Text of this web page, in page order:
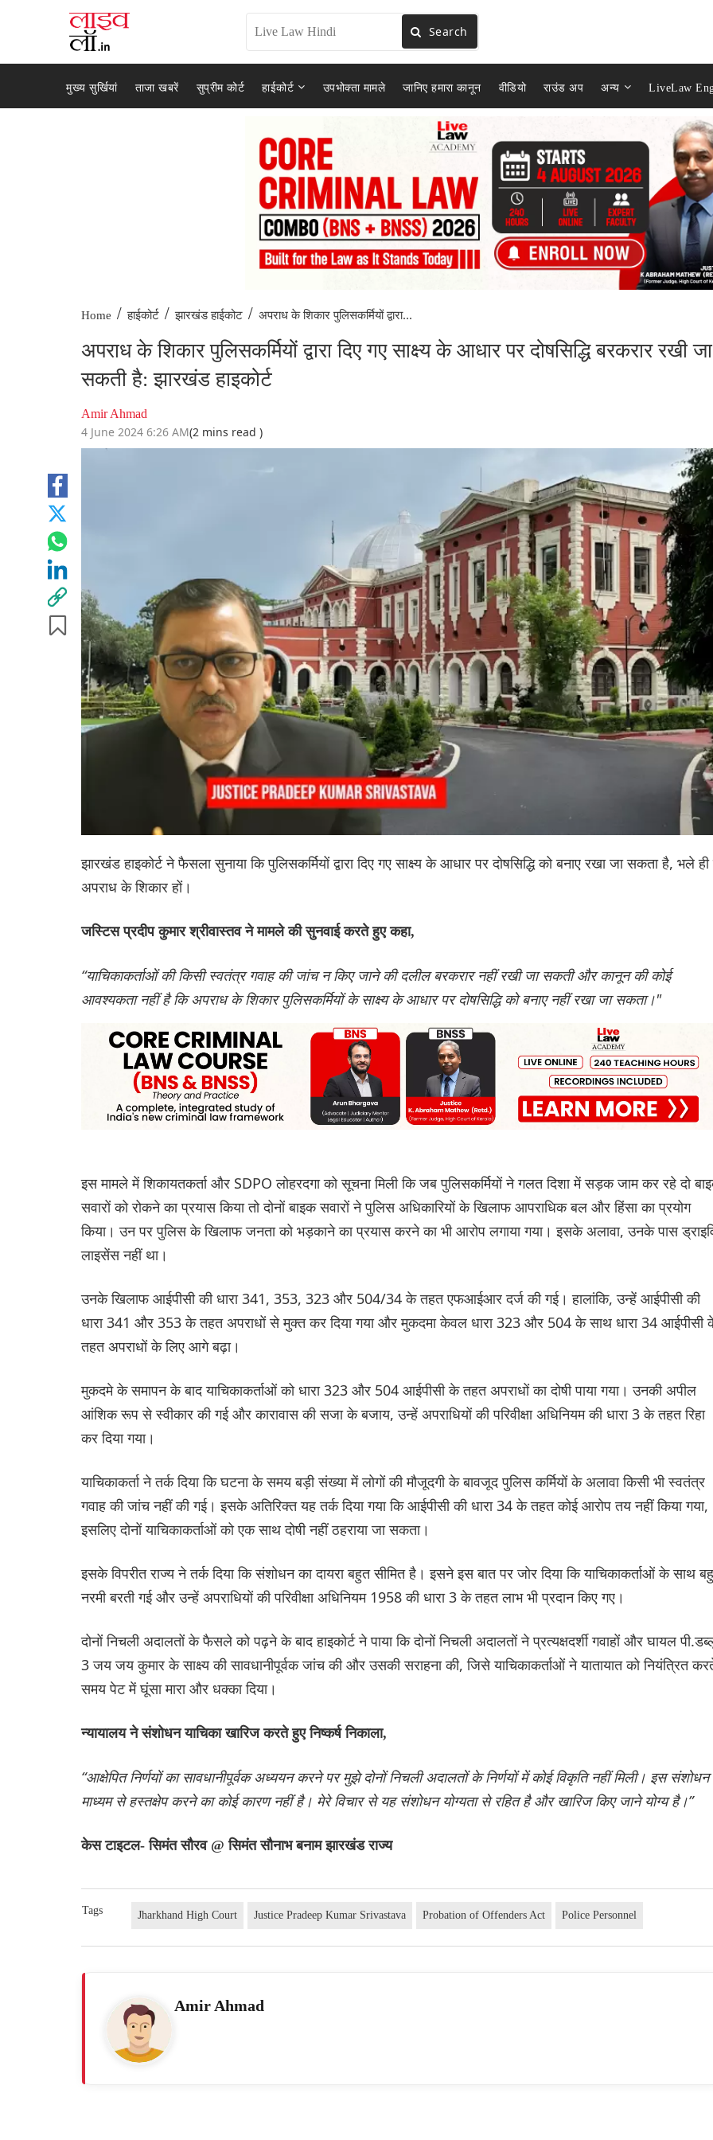
Search
मुख्य सुर्खियां ताजा खबरें सुप्रीम कोर्ट हाईकोर्ट उपभोक्ता मामले जानिए हमारा कानून वीडियो राउंड अप अन्य LiveLaw
Home / हाईकोर्ट / झारखंड हाईकोट / अपराध के शिकार पुलिसकर्मियों द्वारा...
अपराध के शिकार पुलिसकर्मियों द्वारा दिए गए साक्ष्य के आधार पर दोषसिद्धि बरकरार रखी जा
सकती है: झारखंड हाइकोर्ट
Amir Ahmad
4 June 2024 6:26 AM(2 mins read )
झारखंड हाइकोर्ट ने फैसला सुनाया कि पुलिसकर्मियों द्वारा दिए गए साक्ष्य के आधार पर दोषसिद्धि को बनाए रखा जा सकता है, भले
अपराध के शिकार हों।
जस्टिस प्रदीप कुमार श्रीवास्तव ने मामले की सुनवाई करते हुए कहा,
“याचिकाकर्ताओं की किसी स्वतंत्र गवाह की जांच न किए जाने की दलील बरकरार नहीं रखी जा सकती और कानून की कोई
आवश्यकता नहीं है कि अपराध के शिकार पुलिसकर्मियों के साक्ष्य के आधार पर दोषसिद्धि को बनाए नहीं रखा जा सकता।"
इस मामले में शिकायतकर्ता और SDPO लोहरदगा को सूचना मिली कि जब पुलिसकर्मियों ने गलत दिशा में सड़क जाम कर रहे दो
सवारों को रोकने का प्रयास किया तो दोनों बाइक सवारों ने पुलिस अधिकारियों के खिलाफ आपराधिक बल और हिंसा का प्रयोग
किया। उन पर पुलिस के खिलाफ जनता को भड़काने का प्रयास करने का भी आरोप लगाया गया। इसके अलावा, उनके पास
लाइसेंस नहीं था।
उनके खिलाफ आईपीसी की धारा 341, 353, 323 और 504/34 के तहत एफआईआर दर्ज की गई। हालांकि, उन्हें आईपीसी की
धारा 341 और 353 के तहत अपराधों से मुक्त कर दिया गया और मुकदमा केवल धारा 323 और 504 के साथ धारा 34 आईपीसी
तहत अपराधों के लिए आगे बढ़ा।
मुकदमे के समापन के बाद याचिकाकर्ताओं को धारा 323 और 504 आईपीसी के तहत अपराधों का दोषी पाया गया। उनकी अपील
आंशिक रूप से स्वीकार की गई और कारावास की सजा के बजाय, उन्हें अपराधियों की परिवीक्षा अधिनियम की धारा 3 के तहत रिहा
कर दिया गया।
याचिकाकर्ता ने तर्क दिया कि घटना के समय बड़ी संख्या में लोगों की मौजूदगी के बावजूद पुलिस कर्मियों के अलावा किसी भी स्वतंत्र
गवाह की जांच नहीं की गई। इसके अतिरिक्त यह तर्क दिया गया कि आईपीसी की धारा 34 के तहत कोई आरोप तय नहीं किया गया,
इसलिए दोनों याचिकाकर्ताओं को एक साथ दोषी नहीं ठहराया जा सकता।
इसके विपरीत राज्य ने तर्क दिया कि संशोधन का दायरा बहुत सीमित है। इसने इस बात पर जोर दिया कि याचिकाकर्ताओं के साथ
नरमी बरती गई और उन्हें अपराधियों की परिवीक्षा अधिनियम 1958 की धारा 3 के तहत लाभ भी प्रदान किए गए।
दोनों निचली अदालतों के फैसले को पढ़ने के बाद हाइकोर्ट ने पाया कि दोनों निचली अदालतों ने प्रत्यक्षदर्शी गवाहों और घायल
3 जय जय कुमार के साक्ष्य की सावधानीपूर्वक जांच की और उसकी सराहना की, जिसे याचिकाकर्ताओं ने यातायात को नियंत्रित
समय पेट में घूंसा मारा और धक्का दिया।
न्यायालय ने संशोधन याचिका खारिज करते हुए निष्कर्ष निकाला,
“आक्षेपित निर्णयों का सावधानीपूर्वक अध्ययन करने पर मुझे दोनों निचली अदालतों के निर्णयों में कोई विकृति नहीं मिली। इस
माध्यम से हस्तक्षेप करने का कोई कारण नहीं है। मेरे विचार से यह संशोधन योग्यता से रहित है और खारिज किए जाने योग्य है।”
केस टाइटल- सिमंत सौरव @ सिमंत सौनाभ बनाम झारखंड राज्य
Tags Jharkhand High Court Justice Pradeep Kumar Srivastava Probation of Offenders Act Police Personnel
Amir Ahmad